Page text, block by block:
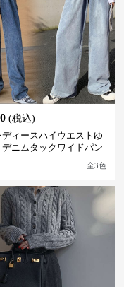
(税込)
ディースハイウエストゆ
デニムタックワイドパン
全3色